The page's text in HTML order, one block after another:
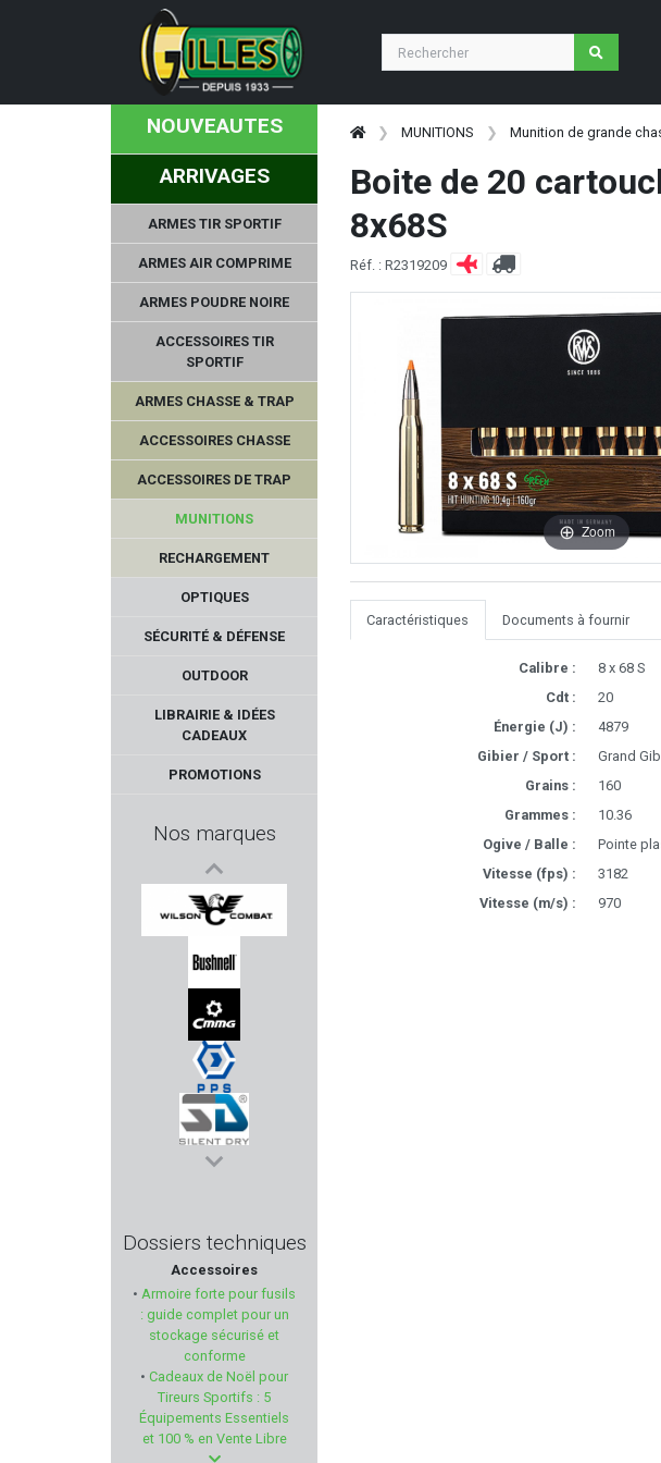
NOUVEAUTES
ARRIVAGES
ARMES TIR SPORTIF
ARMES AIR COMPRIME
ARMES POUDRE NOIRE
ACCESSOIRES TIR
SPORTIF
ARMES CHASSE & TRAP
ACCESSOIRES CHASSE
ACCESSOIRES DE TRAP
MUNITIONS
RECHARGEMENT
OPTIQUES
SÉCURITÉ & DÉFENSE
OUTDOOR
LIBRAIRIE & IDÉES
CADEAUX
PROMOTIONS
Nos marques
VICTRIX
WILSON COMBAT
BUSHNELL
CMMG
PPS
SILENT DRY
T4E
HUGTEK
ALPEN ARMS
CAM PRO
Dossiers techniques
Accessoires
• Armoire forte pour fusils
: guide complet pour un
stockage sécurisé et
conforme
• Cadeaux de Noël pour
Tireurs Sportifs : 5
Équipements Essentiels
et 100 % en Vente Libre
MUNITIONS Munition de grande
Boite de 20
8x68S
Réf. : R2319209
Zoom
Caractéristiques Documents à fournir
Calibre :
8 x 68 S
Cdt :
20
Énergie (J) :
4879
Gibier / Sport :
Grand
Grains :
160
Grammes :
10.36
Ogive / Balle :
Pointe
Vitesse (fps) :
3182
Vitesse (m/s) :
970